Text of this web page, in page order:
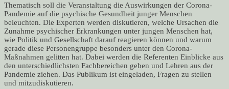
Thematisch soll die Veranstaltung die Auswirkungen der Corona-
Pandemie auf die psychische Gesundheit junger Menschen
beleuchten. Die Experten werden diskutieren, welche Ursachen die
Zunahme psychischer Erkrankungen unter jungen Menschen hat,
wie Politik und Gesellschaft darauf reagieren können und warum
gerade diese Personengruppe besonders unter den Corona-
Maßnahmen gelitten hat. Dabei werden die Referenten Einblicke aus
den unterschiedlichsten Fachbereichen geben und Lehren aus der
Pandemie ziehen. Das Publikum ist eingeladen, Fragen zu stellen
und mitzudiskutieren.